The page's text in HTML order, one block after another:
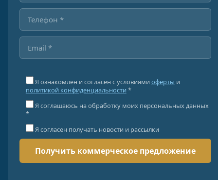
Я ознакомлен и согласен с условиями оферты и
политикой конфиденциальности *
Я соглашаюсь на обработку моих персональных данных
*
Я согласен получать новости и рассылки